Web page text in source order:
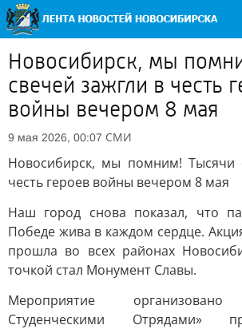
Новосибирск, мы
свечей зажгли в честь
войны вечером 8 мая
9 мая 2026, 00:07 СМИ
Новосибирск, мы помним! Тысячи
честь героев войны вечером 8 мая
Наш город снова показал, что
Победе жива в каждом сердце.
прошла во всех районах
точкой стал Монумент Славы.
Мероприятие организовано
Студенческими Отрядами»